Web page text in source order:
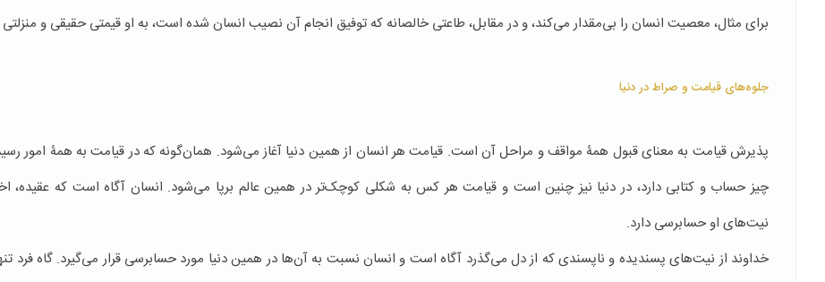
برای مثال، معصیت انسان را بی‌مقدار می‌کند، و در مقابل، طاعتی خالصانه که توفیق انجام آن نصیب انسان شده است، به او قیمتی حقیقی و
جلوه‌های قیامت و صراط در دنیا
پذیرش قیامت به معنای قبول همۀ مواقف و مراحل آن است. قیامت هر انسان از همین دنیا آغاز می‌شود. همان‌گونه که در قیامت به همۀ امور
چیز حساب و کتابی دارد، در دنیا نیز چنین است و قیامت هر کس به شکلی کوچک‌تر در همین عالم برپا می‌شود. انسان آگاه است که عقیده،
نیت‌های او حسابرسی دارد.
خداوند از نیت‌های پسندیده و ناپسندی که از دل می‌گذرد آگاه است و انسان نسبت به آن‌ها در همین دنیا مورد حسابرسی قرار می‌گیرد. گاه فرد